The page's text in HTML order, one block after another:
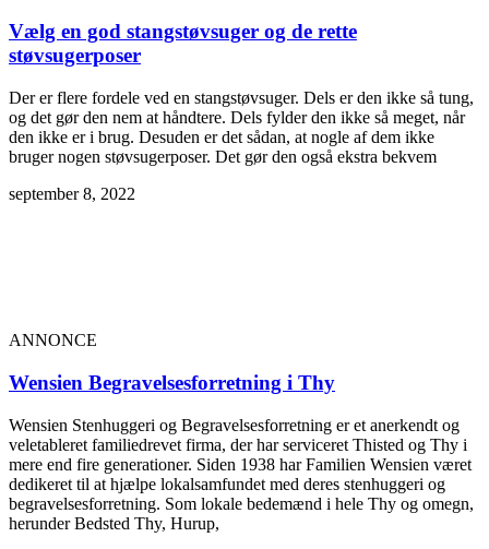
Vælg en god stangstøvsuger og de rette
støvsugerposer
Der er flere fordele ved en stangstøvsuger. Dels er den ikke så tung,
og det gør den nem at håndtere. Dels fylder den ikke så meget, når
den ikke er i brug. Desuden er det sådan, at nogle af dem ikke
bruger nogen støvsugerposer. Det gør den også ekstra bekvem
september 8, 2022
ANNONCE
Wensien Begravelsesforretning i Thy
Wensien Stenhuggeri og Begravelsesforretning er et anerkendt og
veletableret familiedrevet firma, der har serviceret Thisted og Thy i
mere end fire generationer. Siden 1938 har Familien Wensien været
dedikeret til at hjælpe lokalsamfundet med deres stenhuggeri og
begravelsesforretning. Som lokale bedemænd i hele Thy og omegn,
herunder Bedsted Thy, Hurup,